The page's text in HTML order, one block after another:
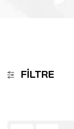
FILTRE